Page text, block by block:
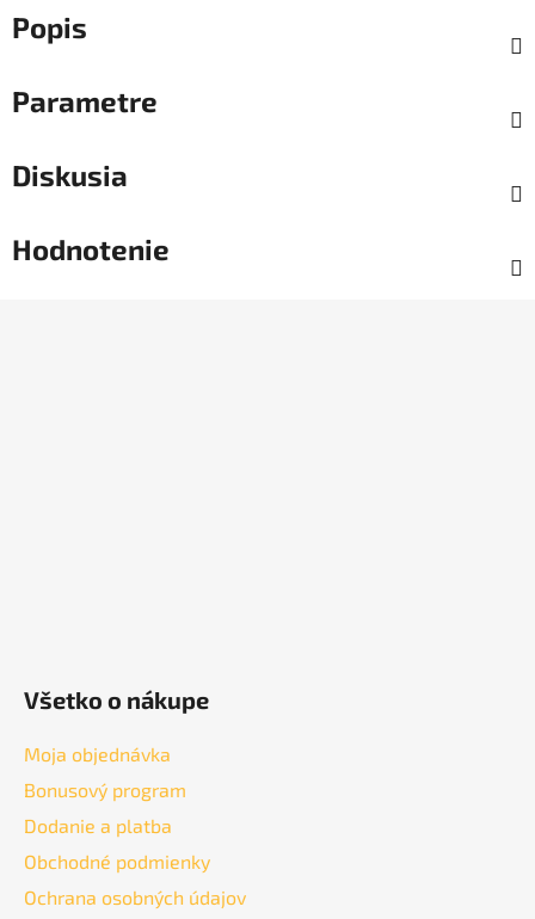
Popis
Parametre
Diskusia
Hodnotenie
Všetko o nákupe
Moja objednávka
Bonusový program
Dodanie a platba
Obchodné podmienky
Ochrana osobných údajov